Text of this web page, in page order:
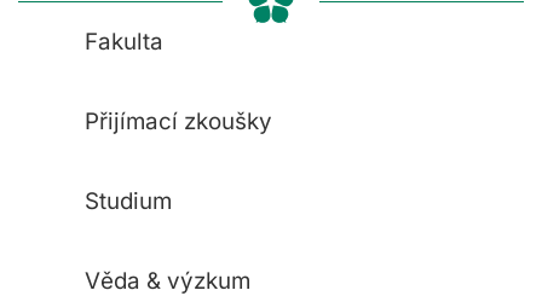
Fakulta
Přijímací zkoušky
Studium
Věda & výzkum